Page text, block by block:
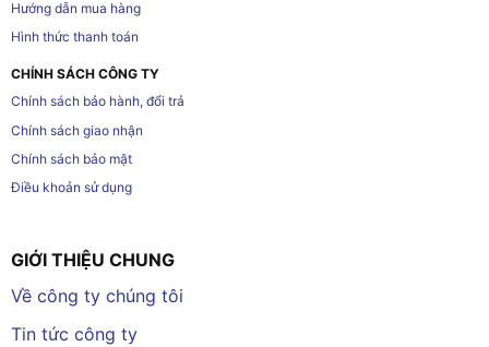
Hướng dẫn mua hàng
Hình thức thanh toán
CHÍNH SÁCH CÔNG TY
Chính sách bảo hành, đổi trả
Chính sách giao nhận
Chính sách bảo mật
Điều khoản sử dụng
GIỚI THIỆU CHUNG
Về công ty chúng tôi
Tin tức công ty